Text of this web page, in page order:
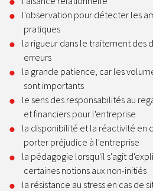
l'observation pour détecter les
pratiques
la rigueur dans le traitement des
erreurs
la grande patience, car les
sont importants
le sens des responsabilités au
et financiers pour l'entreprise
la disponibilité et la réactivité en
porter préjudice à l'entreprise
la pédagogie lorsqu'il s'agit
certaines notions aux non-initiés
la résistance au stress en cas de